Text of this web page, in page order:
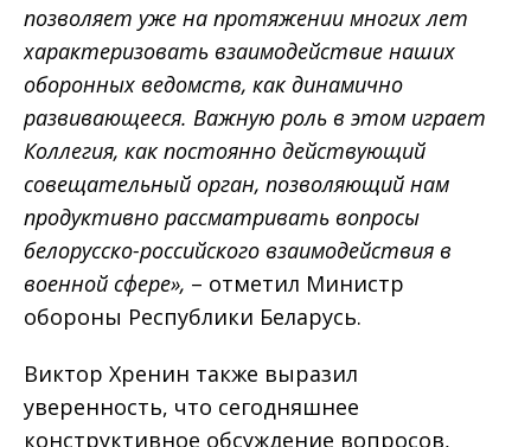
позволяет уже на протяжении многих лет
характеризовать взаимодействие наших
оборонных ведомств, как динамично
развивающееся. Важную роль в этом играет
Коллегия, как постоянно действующий
совещательный орган, позволяющий нам
продуктивно рассматривать вопросы
белорусско-российского взаимодействия в
военной сфере», – отметил Министр
обороны Республики Беларусь.
Виктор Хренин также выразил
уверенность, что сегодняшнее
конструктивное обсуждение вопросов,